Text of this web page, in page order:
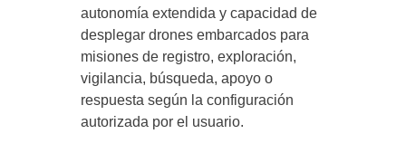
autonomía extendida y capacidad de
desplegar drones embarcados para
misiones de registro, exploración,
vigilancia, búsqueda, apoyo o
respuesta según la configuración
autorizada por el usuario.